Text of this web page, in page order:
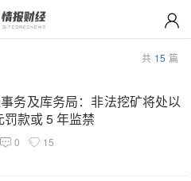
共 15 篇
务及库务局：非法挖矿将处以
罚款或 5 年监禁
0 15